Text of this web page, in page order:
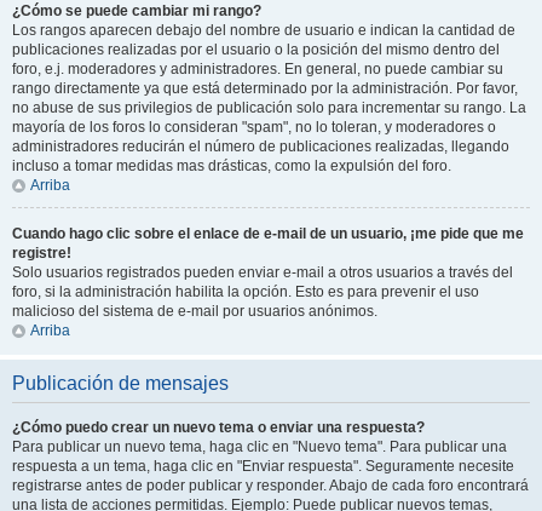
¿Cómo se puede cambiar mi rango?
Los rangos aparecen debajo del nombre de usuario e indican la cantidad de
publicaciones realizadas por el usuario o la posición del mismo dentro del
foro, e.j. moderadores y administradores. En general, no puede cambiar su
rango directamente ya que está determinado por la administración. Por favor,
no abuse de sus privilegios de publicación solo para incrementar su rango. La
mayoría de los foros lo consideran "spam", no lo toleran, y moderadores o
administradores reducirán el número de publicaciones realizadas, llegando
incluso a tomar medidas mas drásticas, como la expulsión del foro.
Arriba
Cuando hago clic sobre el enlace de e-mail de un usuario, ¡me pide que me
registre!
Solo usuarios registrados pueden enviar e-mail a otros usuarios a través del
foro, si la administración habilita la opción. Esto es para prevenir el uso
malicioso del sistema de e-mail por usuarios anónimos.
Arriba
Publicación de mensajes
¿Cómo puedo crear un nuevo tema o enviar una respuesta?
Para publicar un nuevo tema, haga clic en "Nuevo tema". Para publicar una
respuesta a un tema, haga clic en "Enviar respuesta". Seguramente necesite
registrarse antes de poder publicar y responder. Abajo de cada foro encontrará
una lista de acciones permitidas. Ejemplo: Puede publicar nuevos temas,